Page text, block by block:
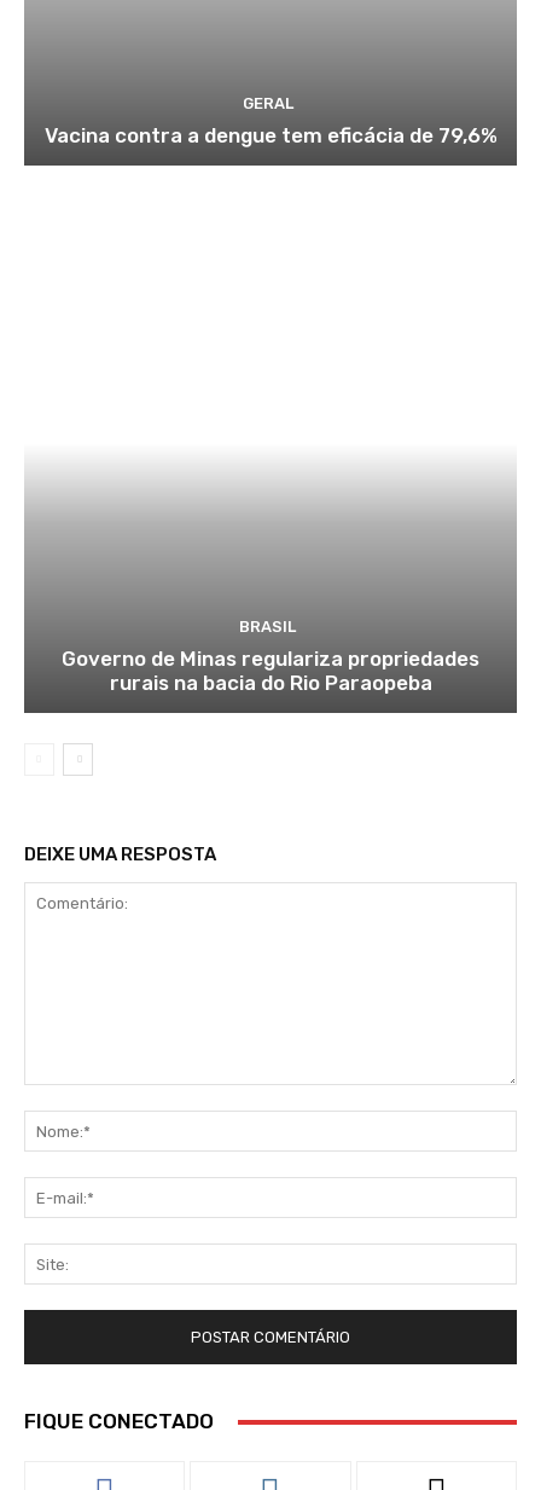
GERAL
Vacina contra a dengue tem eficácia de 79,6%
BRASIL
Governo de Minas regulariza propriedades
rurais na bacia do Rio Paraopeba
DEIXE UMA RESPOSTA
FIQUE CONECTADO